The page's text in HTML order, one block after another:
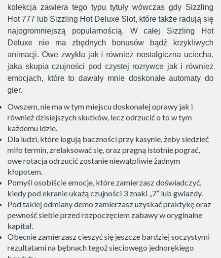
kolekcja zawiera tego typu tytuły wówczas gdy Sizzling
Hot 777 lub Sizzling Hot Deluxe Slot, które także radują się
najogromniejszą popularnością. W całej Sizzling Hot
Deluxe nie ma zbędnych bonusów bądź krzykliwych
animacji. Owe zwykła jak i również nostalgiczna uciecha,
jaka skupia czujności pod czystej rozrywce jak i również
emocjach, które to dawały mnie doskonałe automaty do
gier.
Owszem, nie ma w tym miejscu doskonałej oprawy jak i
również dzisiejszych skutków, lecz odrzucić o to w tym
każdemu idzie.
Dla ludzi, które logują baczności przy kasynie, żeby siedzieć
miło termin, zrelaksować się, oraz pragną istotnie pograć,
owe rotacja odrzucić zostanie niewątpliwie żadnym
kłopotem.
Pomyśl osobiście emocje, które zamierzasz doświadczyć,
kiedy pod ekranie ukażą czujności 3 znaki „7” lub gwiazdy.
Pod takiej odmiany demo zamierzasz uzyskać praktykę oraz
pewność siebie przed rozpoczęciem zabawy w oryginalne
kapitał.
Obecnie zamierzasz cieszyć się jeszcze bardziej soczystymi
rezultatami na bębnach tegoż sieciowego jednorękiego